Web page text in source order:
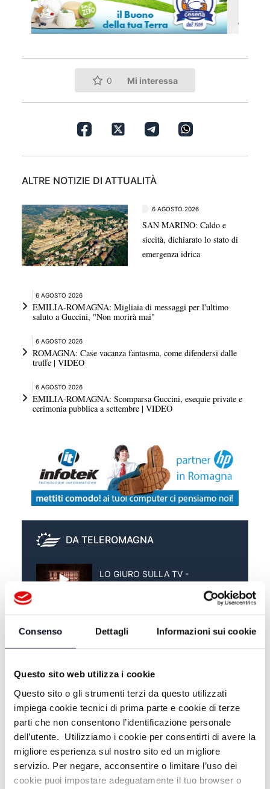
Consenso Dettagli Informazioni sui cookie
Questo sito web utilizza i cookie
Questo sito o gli strumenti terzi da questo utilizzati
impiega cookie tecnici di prima parte e cookie di terze
parti che non consentono l’identificazione personale
dell’utente. Utilizziamo i cookie per consentirti di avere la
migliore esperienza sul nostro sito ed un migliore
servizio. Per negare, acconsentire o limitare l’uso dei
cookie puoi impostare adeguatamente il tuo browser o
0 Mi interessa
ALTRE NOTIZIE DI ATTUALITÀ
6 AGOSTO 2026
SAN MARINO: Caldo e
siccità, dichiarato lo stato di
emergenza idrica
6 AGOSTO 2026
EMILIA-ROMAGNA: Migliaia di messaggi per l'ultimo
saluto a Guccini, "Non morirà mai"
6 AGOSTO 2026
ROMAGNA: Case vacanza fantasma, come difendersi dalle
truffe | VIDEO
6 AGOSTO 2026
EMILIA-ROMAGNA: Scomparsa Guccini, esequie private e
cerimonia pubblica a settembre | VIDEO
DA TELEROMAGNA
LO GIURO SULLA TV -
04/04/2026
LO GIURO SULLA TV -
28/03/2026